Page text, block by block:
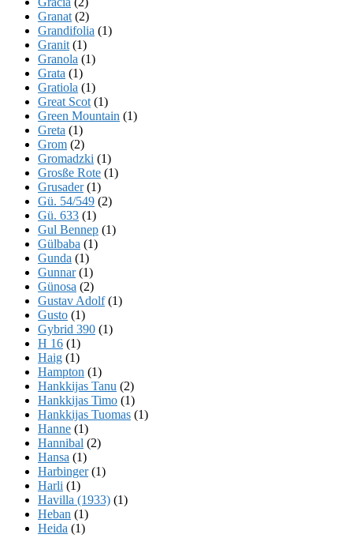
Granat (2)
Grandifolia (1)
Granit (1)
Granola (1)
Grata (1)
Gratiola (1)
Great Scot (1)
Green Mountain (1)
Greta (1)
Grom (2)
Gromadzki (1)
Grosße Rote (1)
Grusader(1)
Gü. 54/549 (2)
Gü. 633 (1)
Gul Bennep (1)
Gülbaba (1)
Gunda (1)
Gunnar(1)
Günosa (2)
Gustav Adolf(1)
Gusto (1)
Gybrid 390 (1)
H 16 (1)
Haig (1)
Hampton (1)
Hankkijas Tanu (2)
Hankkijas Timo (1)
Hankkijas Tuomas (1)
Hanne (1)
Hannibal (2)
Hansa (1)
Harbinger(1)
Harli (1)
Havilla (1933) (1)
Heban (1)
Heida (1)